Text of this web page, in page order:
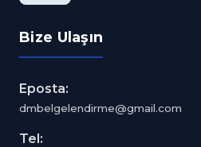
Bize Ulaşın
Eposta:
dmbelgelendirme@gmail.com
Tel: